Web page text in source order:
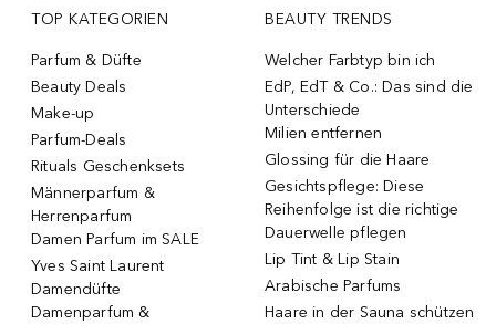
TOP KATEGORIEN
Parfum & Düfte
Beauty Deals
Make-up
Parfum-Deals
Rituals Geschenksets
Männerparfum &
Herrenparfum
Damen Parfum im SALE
Yves Saint Laurent
Damendüfte
Damenparfum &
BEAUTY TRENDS
Welcher Farbtyp bin ich
EdP, EdT & Co.: Das sind die
Unterschiede
Milien entfernen
Glossing für die Haare
Gesichtspflege: Diese
Reihenfolge ist die richtige
Dauerwelle pflegen
Lip Tint & Lip Stain
Arabische Parfums
Haare in der Sauna schützen